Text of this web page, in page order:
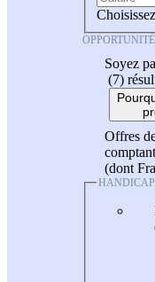
Soyez
(7)
Offres
(dont
HANDICAP